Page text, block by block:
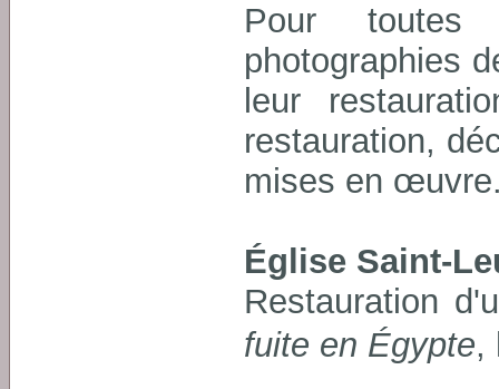
Pour toutes
photographies
leur
restauration,
mises en
Église Saint-
Restauration
fuite en Égypte,